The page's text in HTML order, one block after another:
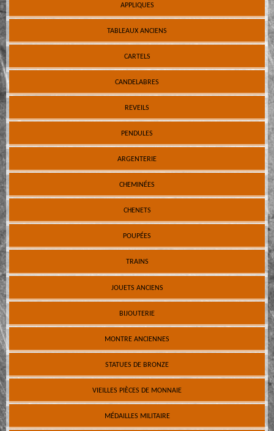
APPLIQUES
TABLEAUX ANCIENS
CARTELS
CANDELABRES
REVEILS
PENDULES
ARGENTERIE
CHEMINÉES
CHENETS
POUPÉES
TRAINS
JOUETS ANCIENS
BIJOUTERIE
MONTRE ANCIENNES
STATUES DE BRONZE
VIEILLES PIÈCES DE MONNAIE
MÉDAILLES MILITAIRE